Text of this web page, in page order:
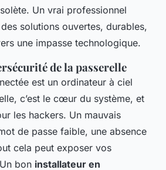
Un vrai professionnel
solutions ouvertes, durables,
une impasse technologique.
de la passerelle
est un ordinateur à ciel
c’est le cœur du système, et
les hackers. Un mauvais
de passe faible, une absence
cela peut exposer vos
bon installateur en